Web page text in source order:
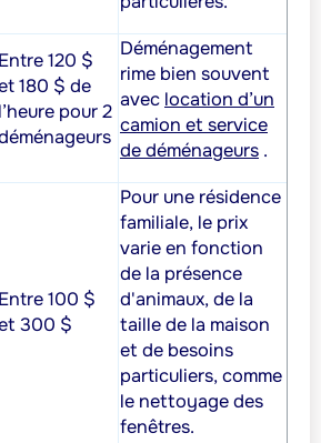
Entre 120 $
180 $ de
l’heure pour 2
Déménagement
rime bien souvent
avec location d’un
camion et service
de déménageurs .
Entre 100 $
300 $
Pour une résidence
familiale, le prix
varie en fonction
de la présence
d'animaux, de la
taille de la maison
et de besoins
particuliers, comme
le nettoyage des
fenêtres.